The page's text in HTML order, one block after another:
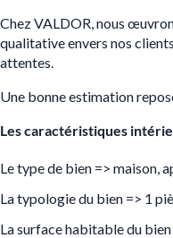
Chez VALDOR, nous
qualitative envers nos
attentes.
Une bonne estimation
Les caractéristiques
Le type de bien => maison,
La typologie du bien => 1
La surface habitable du bien